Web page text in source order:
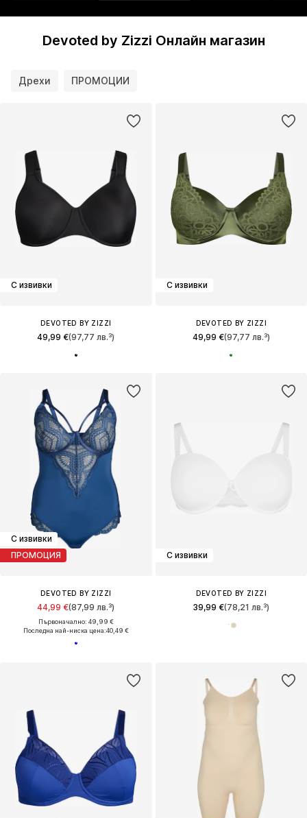
Devoted by Zizzi Онлайн магазин
Дрехи ПРОМОЦИИ
С извивки
DEVOTED BY ZIZZI
49,99 €(97,77 лв.³)
С извивки
DEVOTED BY ZIZZI
49,99 €(97,77 лв.³)
С извивки
ПРОМОЦИЯ
DEVOTED BY ZIZZI
44,99 €(87,99 лв.³)
Първоначално: 49,99 €
Последна най-ниска цена:40,49 €
С извивки
DEVOTED BY ZIZZI
39,99 €(78,21 лв.³)